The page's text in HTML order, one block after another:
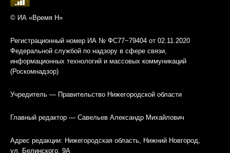
© ИА «Время Н»
Регистрационный номер ИА № ФС77−79404 от 02.11.2020
Федеральной службой по надзору в сфере связи,
информационных технологий и массовых коммуникаций
(Роскомнадзор)
Учредитель — Правительство Нижегородской области
Главный редактор — Савельев Александр Михайлович
Адрес редакции: Нижегородская область, Нижний Новгород,
ул. Белинского, 9А